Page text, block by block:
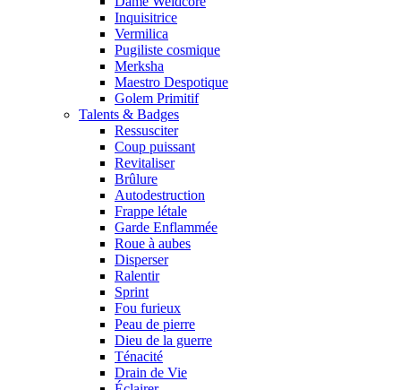
Inquisitrice
Vermilica
Pugiliste cosmique
Merksha
Maestro Despotique
Golem Primitif
Talents & Badges
Ressusciter
Coup puissant
Revitaliser
Brûlure
Autodestruction
Frappe létale
Garde Enflammée
Roue à aubes
Disperser
Ralentir
Sprint
Fou furieux
Peau de pierre
Dieu de la guerre
Ténacité
Drain de Vie